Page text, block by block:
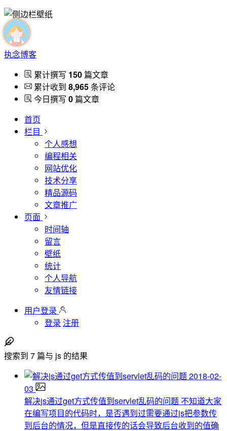
执念博客
累计撰写 150篇文章
累计收到 8,965条评论
今日撰写 0篇文章
首页
栏目
个人感想
编程相关
网站优化
技术分享
精品源码
文章推广
页面
时间轴
留言
壁纸
统计
个人导航
友情链接
用户登录
登录 注册
搜索到 7篇与 js 的结果
2018-02-
03
解决js通过get方式传值到servlet乱码的问题 不知道大家
在编写项目的代码时，是否遇到过需要通过js把参数传
到后台的情况，但是直接传的话会导致后台收到的值确